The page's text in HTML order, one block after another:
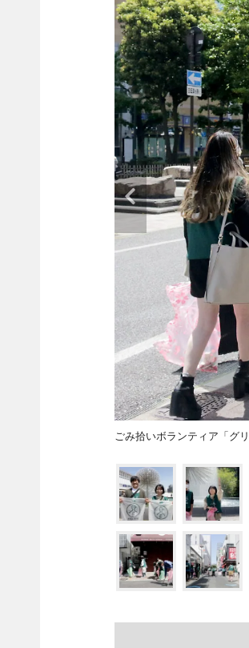
ごみ拾いボランティア「グ